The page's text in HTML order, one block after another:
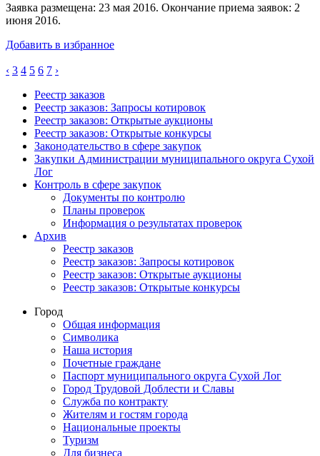
Заявка размещена: 23 мая 2016. Окончание приема заявок: 2
июня 2016.
Добавить в избранное
‹ 3 4 5 6 7 ›
Реестр заказов
Реестр заказов: Запросы котировок
Реестр заказов: Открытые аукционы
Реестр заказов: Открытые конкурсы
Законодательство в сфере закупок
Закупки Администрации муниципального округа Сухой
Лог
Контроль в сфере закупок
Документы по контролю
Планы проверок
Информация о результатах проверок
Архив
Реестр заказов
Реестр заказов: Запросы котировок
Реестр заказов: Открытые аукционы
Реестр заказов: Открытые конкурсы
Город
Общая информация
Символика
Наша история
Почетные граждане
Паспорт муниципального округа Сухой Лог
Город Трудовой Доблести и Славы
Служба по контракту
Жителям и гостям города
Национальные проекты
Туризм
Для бизнеса